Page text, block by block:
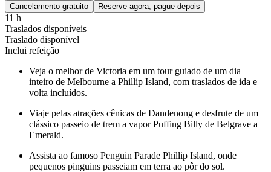
Cancelamento gratuito Reserve agora, pague depois
11 h
Traslados disponíveis
Traslado disponível
Inclui refeição
Veja o melhor de Victoria em um tour guiado de um dia
inteiro de Melbourne a Phillip Island, com traslados de ida e
volta incluídos.
Viaje pelas atrações cênicas de Dandenong e desfrute de um
clássico passeio de trem a vapor Puffing Billy de Belgrave a
Emerald.
Assista ao famoso Penguin Parade Phillip Island, onde
pequenos pinguins passeiam em terra ao pôr do sol.